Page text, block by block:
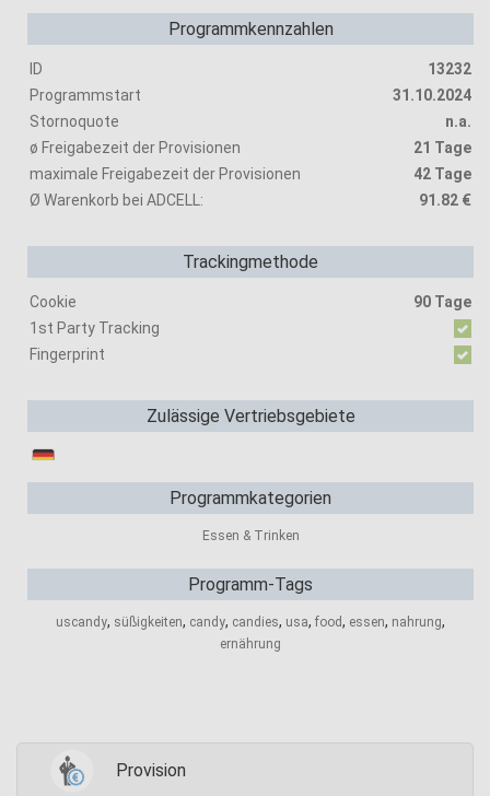
Programmkennzahlen
ID
13232
Programmstart
31.10.2024
Stornoquote
n.a.
ø Freigabezeit der Provisionen
21 Tage
maximale Freigabezeit der Provisionen
42 Tage
Ø Warenkorb bei ADCELL:
91.82 €
Trackingmethode
Cookie
90 Tage
1st Party Tracking
Fingerprint
Zulässige Vertriebsgebiete
Programmkategorien
Essen & Trinken
Programm-Tags
uscandy, süßigkeiten, candy, candies, usa, food, essen, nahrung,
ernährung
Provision